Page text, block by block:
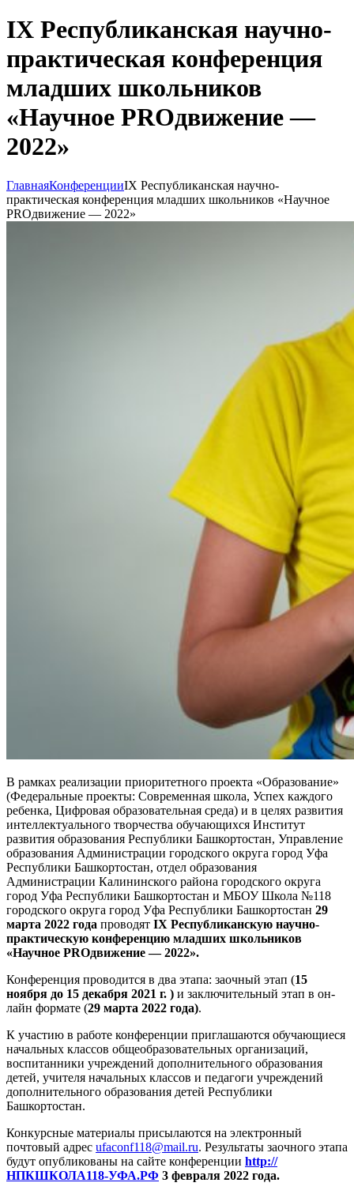
IX Республиканская научно-
практическая конференция
младших школьников
«Научное PROдвижение —
2022»
ГлавнаяКонференцииIX Республиканская научно-
практическая конференция младших школьников «Научное
PROдвижение — 2022»
В рамках реализации приоритетного проекта «Образование»
(Федеральные проекты: Современная школа, Успех каждого
ребенка, Цифровая образовательная среда) и в целях развития
интеллектуального творчества обучающихся Институт
развития образования Республики Башкортостан, Управление
образования Администрации городского округа город Уфа
Республики Башкортостан, отдел образования
Администрации Калининского района городского округа
город Уфа Республики Башкортостан и МБОУ Школа №118
городского округа город Уфа Республики Башкортостан 29
марта 2022 года проводят IX Республиканскую научно-
практическую конференцию младших школьников
«Научное PROдвижение — 2022».
Конференция проводится в два этапа: заочный этап (15
ноября до 15 декабря 2021 г. ) и заключительный этап в он-
лайн формате (29 марта 2022 года).
К участию в работе конференции приглашаются обучающиеся
начальных классов общеобразовательных организаций,
воспитанники учреждений дополнительного образования
детей, учителя начальных классов и педагоги учреждений
дополнительного образования детей Республики
Башкортостан.
Конкурсные материалы присылаются на электронный
почтовый адрес ufaconf118@mail.ru. Результаты заочного этапа
будут опубликованы на сайте конференции http://
НПКШКОЛА118-УФА.РФ 3 февраля 2022 года.